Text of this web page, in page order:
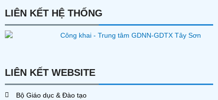
LIÊN KẾT HỆ THỐNG
LIÊN KẾT WEBSITE
Bộ Giáo dục & Đào tạo